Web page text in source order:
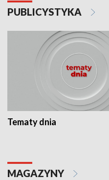
PUBLICYSTYKA
Tematy dnia
MAGAZYNY